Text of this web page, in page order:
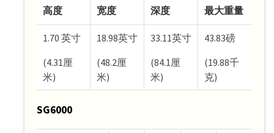
高度 宽度 深度 最大重量
1.70 英寸
(4.31厘
米)
18.98英寸
(48.2厘
米)
33.11英寸
(84.1厘
米)
43.83磅
(19.88千
克)
SG6000